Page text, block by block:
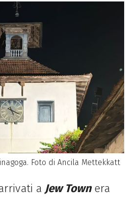
Foto di Ancila Mettekkatt
a Jew Townera